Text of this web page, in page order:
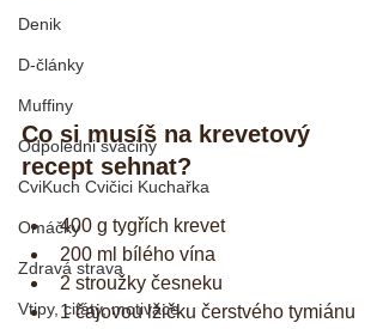
Denik
D-články
Muffiny
Odpoledni svačiny
CviKuch Cvičici Kuchařka
Omáčky
Zdravá strava
Vtipy, citáty, motivace
Co si musíš na krevetový
recept sehnat?
400 g tygřích krevet
200 ml bílého vína
2 stroužky česneku
1 čajovou lžičku čerstvého tymiánu